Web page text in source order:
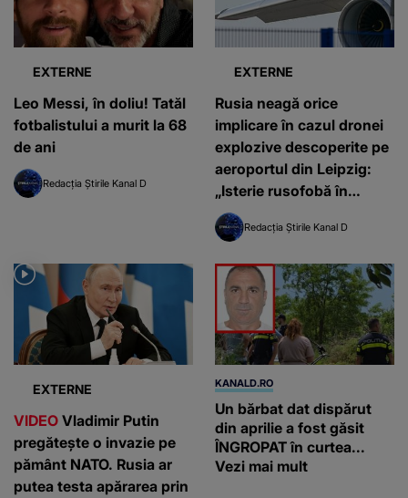
EXTERNE
Leo Messi, în doliu! Tatăl
fotbalistului a murit la 68
de ani
Redacția Știrile Kanal D
EXTERNE
Rusia neagă orice
implicare în cazul dronei
explozive descoperite pe
aeroportul din Leipzig:
„Isterie rusofobă în
Germania”
Redacția Știrile Kanal D
EXTERNE
VIDEO Vladimir Putin
pregătește o invazie pe
pământ NATO. Rusia ar
putea testa apărarea prin
KANALD.RO
Un bărbat dat dispărut
din aprilie a fost găsit
ÎNGROPAT în curtea...
Vezi mai mult